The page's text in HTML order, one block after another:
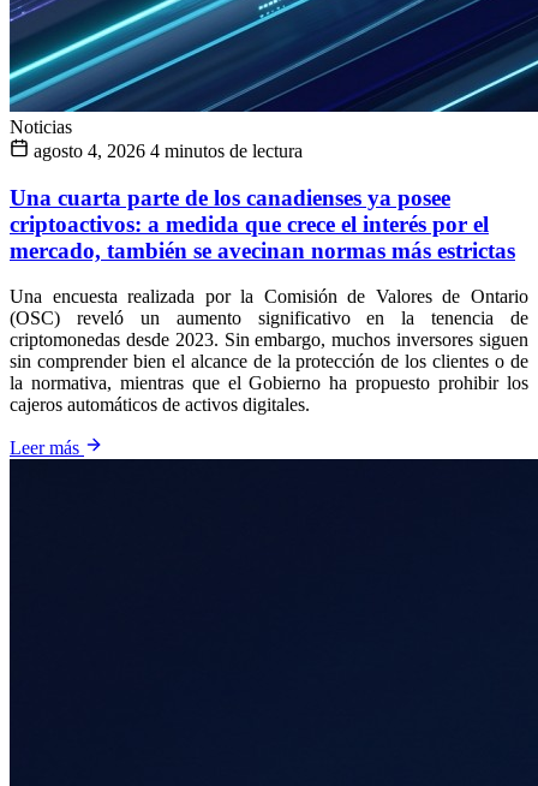
Noticias
agosto 4, 2026 4 minutos de lectura
Una cuarta parte de los canadienses ya posee
criptoactivos: a medida que crece el interés por el
mercado, también se avecinan normas más estrictas
Una encuesta realizada por la Comisión de Valores de Ontario
(OSC) reveló un aumento significativo en la tenencia de
criptomonedas desde 2023. Sin embargo, muchos inversores siguen
sin comprender bien el alcance de la protección de los clientes o de
la normativa, mientras que el Gobierno ha propuesto prohibir los
cajeros automáticos de activos digitales.
Leer más